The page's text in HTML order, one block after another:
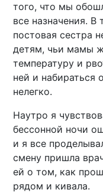
того, что мы
все назначения. В
постовая сестра
детям, чьи мамы
температуру и
ней и набираться
нелегко.
Наутро я
бессонной ночи
и я все
смену пришла
ей о том, как
рядом и кивала.